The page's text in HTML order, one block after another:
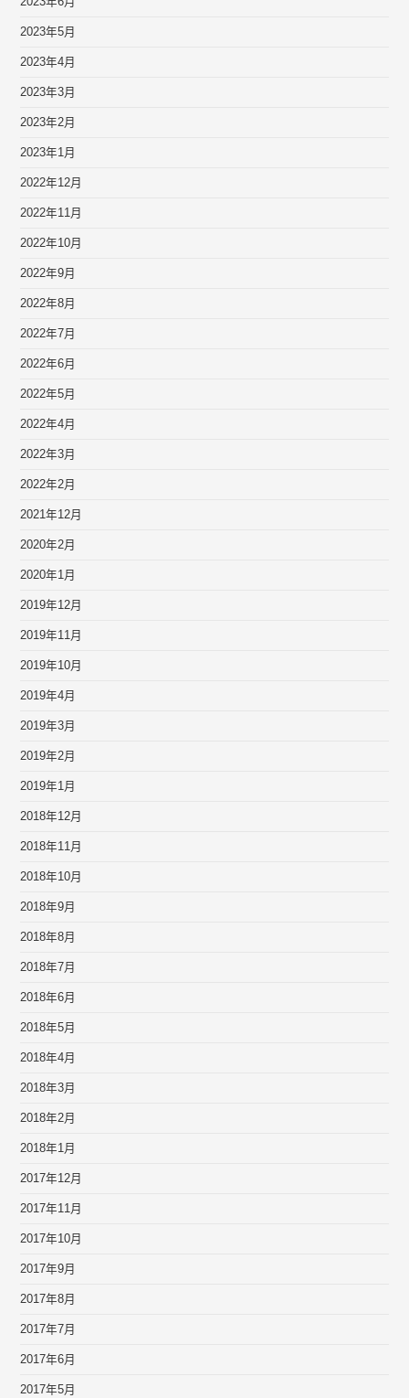
2023年5月
2023年4月
2023年3月
2023年2月
2023年1月
2022年12月
2022年11月
2022年10月
2022年9月
2022年8月
2022年7月
2022年6月
2022年5月
2022年4月
2022年3月
2022年2月
2021年12月
2020年2月
2020年1月
2019年12月
2019年11月
2019年10月
2019年4月
2019年3月
2019年2月
2019年1月
2018年12月
2018年11月
2018年10月
2018年9月
2018年8月
2018年7月
2018年6月
2018年5月
2018年4月
2018年3月
2018年2月
2018年1月
2017年12月
2017年11月
2017年10月
2017年9月
2017年8月
2017年7月
2017年6月
2017年5月